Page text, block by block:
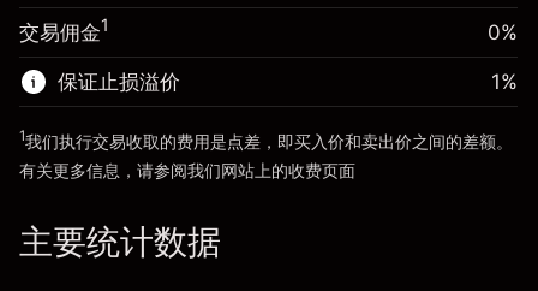
来自杠杆的资金 - 美元（大约值）
前往平台
(-£0.03)
使用杠杆的交易规模（大约值）
来自杠杆的资金 - 美元（大约值）
前往平台
交易佣金1 0%
保证止损溢价 1%
1我们执行交易收取的费用是点差，即买入价和卖出价之间的差额。
有关更多信息，请参阅我们网站上的收费页面
主要统计数据